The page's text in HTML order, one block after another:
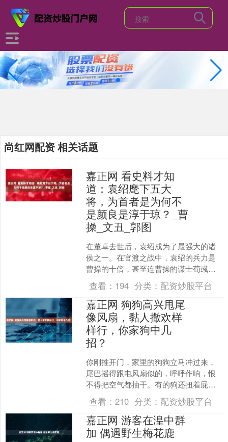
尚红网配资 相关话题
嘉正网 看史料才知
道：袁绍麾下五大
将，为首者是为何不
是颜良是淳于琼？_曹
操_文丑_郭图
在董卓去世后，袁绍成为了最强大的诸
侯之一。在官渡之战中，袁绍的兵力是
曹操的十倍，甚至连曹操的谋士荀彧也
对此表示认可。在荀彧写给曹操的信
中，他这样鼓励曹操：“虽然....
查看： 194 分类： 配资炒股平台
嘉正网 狗狗高兴甩尾
像风扇，黏人撒欢样
样行，你家狗中几
招？
你刚推开门，家里的狗狗立马冲过来，
尾巴摇得跟电风扇似的，呼呼作响，恨
不得把空气都抽干。有的狗还扭着屁
股，身体像装了弹簧，左晃右摆，活脱
脱像个跳舞的小能手。谁说狗....
查看： 210 分类： 配资炒股平台
嘉正网 游客在湟中群
加 偶遇野生梅花鹿